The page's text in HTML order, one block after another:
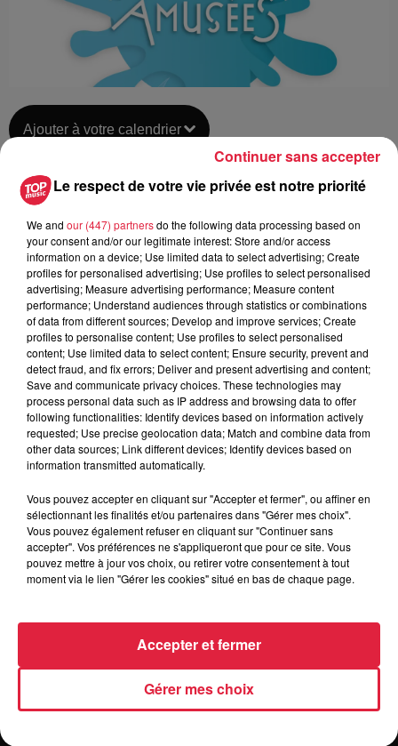
Ajouter à votre calendrier
au25 août 2020 à 0h00
Lieu
Musée Electropolis - MULHOUSE
(68)
Tarif Gratuit
RADIO INFOS
JEUX AGENDA PODCASTS
Le respect de votre vie privée est notre priorité
We and our (447) partnersdo the following data processing based on
your consent and/or our legitimate interest: Store and/or access
information on a device; Use limited data to select advertising; Create
profiles for personalised advertising; Use profiles to select personalised
advertising; Measure advertising performance; Measure content
performance; Understand audiences through statistics or combinations
of data from different sources; Develop and improve services; Create
profiles to personalise content; Use profiles to select personalised
content; Use limited data to select content; Ensure security, prevent and
detect fraud, and fix errors; Deliver and present advertising and content;
Save and communicate privacy choices. These technologies may
process personal data such as IP address and browsing data to offer
following functionalities: Identify devices based on information actively
requested; Use precise geolocation data; Match and combine data from
other data sources; Link different devices; Identify devices based on
information transmitted automatically.
Vous pouvez accepter en cliquant sur "Accepter et fermer", ou affiner en
sélectionnant les finalités et/ou partenaires dans "Gérer mes choix".
Vous pouvez également refuser en cliquant sur "Continuer sans
accepter". Vos préférences ne s'appliqueront que pour ce site. Vous
pouvez mettre à jour vos choix, ou retirer votre consentement à tout
moment via le lien "Gérer les cookies" situé en bas de chaque page.
Gérer mes choix
Accepter et fermer
Continuer sans accepter